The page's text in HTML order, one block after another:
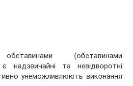
(обставинами
надзвичайні та невідворотні
унеможливлюють виконання